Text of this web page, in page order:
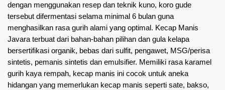
dengan menggunakan resep dan teknik kuno, koro gude
tersebut difermentasi selama minimal 6 bulan guna
menghasilkan rasa gurih alami yang optimal. Kecap Manis
Javara terbuat dari bahan-bahan pilihan dan gula kelapa
bersertifikasi organik, bebas dari sulfit, pengawet, MSG/perisa
sintetis, pemanis sintetis dan emulsifier. Memiliki rasa karamel
gurih kaya rempah, kecap manis ini cocok untuk aneka
hidangan yang memerlukan kecap manis seperti sate, bakso,